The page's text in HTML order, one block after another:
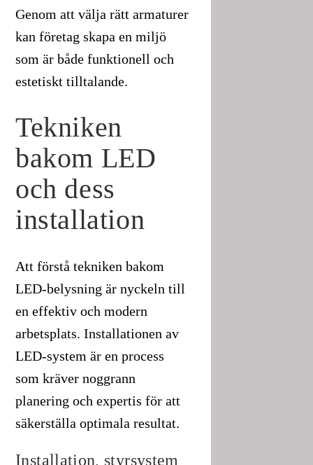
Genom att välja rätt armaturer
kan företag skapa en miljö
som är både funktionell och
estetiskt tilltalande.
Tekniken
bakom LED
och dess
installation
Att förstå tekniken bakom
LED-belysning är nyckeln till
en effektiv och modern
arbetsplats. Installationen av
LED-system är en process
som kräver noggrann
planering och expertis för att
säkerställa optimala resultat.
Installation, styrsystem